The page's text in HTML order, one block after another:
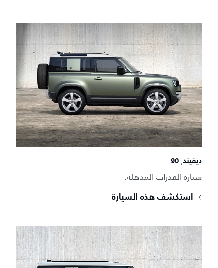
ديفيندر 90
سيارة القدرات المذهلة.
استكشف هذه السيارة